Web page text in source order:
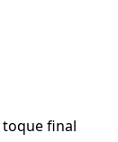
final